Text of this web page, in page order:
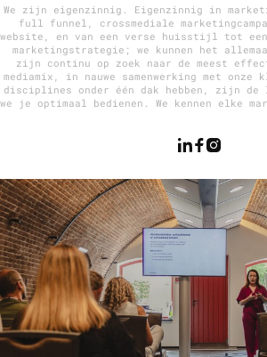
Adverteren
Events
Opleidingen
Vacatures
Topics
Artificial Intelligence
Bureaus
Campagnes
Carriere
Contentmarketing
Craft
We zijn eigenzinnig. Eigenzinnig in
full funnel, crossmediale
website, en van een verse huisstijl tot een
marketingstrategie; we kunnen het
zijn continu op zoek naar de meest
mediamix, in nauwe samenwerking met onze
disciplines onder één dak hebben, zijn de
we je optimaal bedienen. We kennen elke